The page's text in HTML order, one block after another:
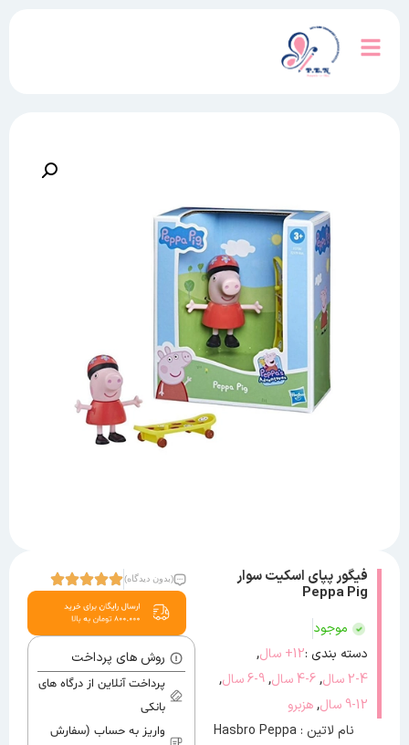
فیگور پپای اسکیت سوار
Peppa Pig
موجود
دسته بندی :12+ سال ,
2-4 سال ,4-6 سال ,6-9 سال ,
9-12 سال ,هزبرو
نام لاتین : Hasbro Peppa
(بدون دیدگاه)
روش های پرداخت
پرداخت آنلاین از درگاه های
بانکی
واریز به حساب (سفارش